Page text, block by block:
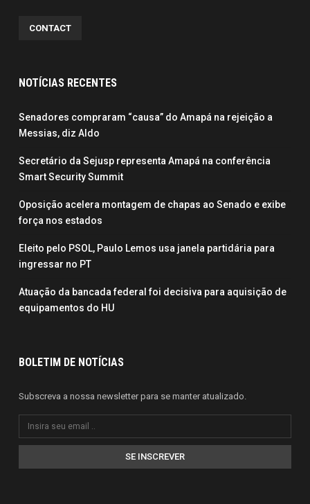
CONTACT
NOTÍCIAS RECENTES
Senadores compraram “causa” do Amapá na rejeição a
Messias, diz Aldo
Secretário da Sejusp representa Amapá na conferência
Smart Security Summit
Oposição acelera montagem de chapas ao Senado e exibe
força nos estados
Eleito pelo PSOL, Paulo Lemos usa janela partidária para
ingressar no PT
Atuação da bancada federal foi decisiva para aquisição de
equipamentos do HU
BOLETIM DE NOTÍCIAS
Subscreva a nossa newsletter para se manter atualizado.
SE INSCREVER